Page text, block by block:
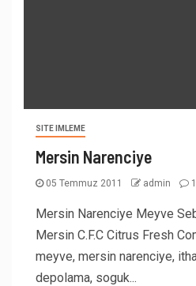
SITE IMLEME
Mersin Narenciye
05 Temmuz 2011 admin
Mersin Narenciye Meyve
Mersin C.F.C Citrus Fresh
meyve, mersin narenciye,
depolama, soguk...